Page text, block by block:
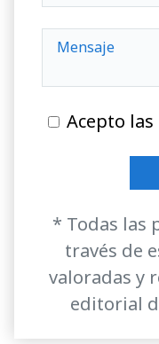
Acepto las
* Todas las
través de
valoradas y
editorial